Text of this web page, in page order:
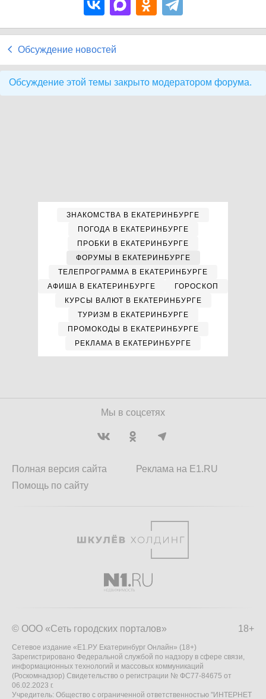
Обсуждение новостей
Обсуждение этой темы закрыто модератором форума.
ЗНАКОМСТВА В ЕКАТЕРИНБУРГЕ
ПОГОДА В ЕКАТЕРИНБУРГЕ
ПРОБКИ В ЕКАТЕРИНБУРГЕ
ФОРУМЫ В ЕКАТЕРИНБУРГЕ
ТЕЛЕПРОГРАММА В ЕКАТЕРИНБУРГЕ
АФИША В ЕКАТЕРИНБУРГЕ
ГОРОСКОП
КУРСЫ ВАЛЮТ В ЕКАТЕРИНБУРГЕ
ТУРИЗМ В ЕКАТЕРИНБУРГЕ
ПРОМОКОДЫ В ЕКАТЕРИНБУРГЕ
РЕКЛАМА В ЕКАТЕРИНБУРГЕ
Мы в соцсетях
Полная версия сайта
Помощь по сайту
Реклама на E1.RU
18+
© ООО «Сеть городских порталов»
Сетевое издание «Е1.РУ Екатеринбург Онлайн» (18+)
Зарегистрировано Федеральной службой по надзору в сфере связи,
информационных технологий и массовых коммуникаций
(Роскомнадзор) Свидетельство о регистрации № ФС77-84675 от
06.02.2023 г.
Учредитель: Общество с ограниченной ответственностью "ИНТЕРНЕТ